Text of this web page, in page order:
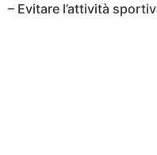
– Evitare l’attività